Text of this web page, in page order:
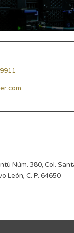
Núm. 380, Col.
León, C. P. 64650